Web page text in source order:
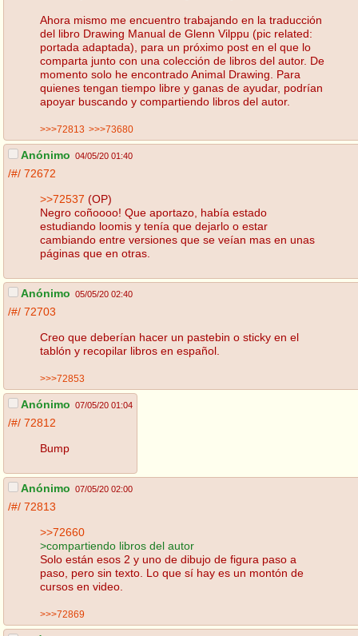
Ahora mismo me encuentro trabajando en la traducción
del libro Drawing Manual de Glenn Vilppu (pic related:
portada adaptada), para un próximo post en el que lo
comparta junto con una colección de libros del autor. De
momento solo he encontrado Animal Drawing. Para
quienes tengan tiempo libre y ganas de ayudar, podrían
apoyar buscando y compartiendo libros del autor.
>>>72813 >>>73680
Anónimo 04/05/20 01:40
/#/ 72672
>>72537 (OP)
Negro coñoooo! Que aportazo, había estado
estudiando loomis y tenía que dejarlo o estar
cambiando entre versiones que se veían mas en unas
páginas que en otras.
Anónimo 05/05/20 02:40
/#/ 72703
Creo que deberían hacer un pastebin o sticky en el
tablón y recopilar libros en español.
>>>72853
Anónimo 07/05/20 01:04
/#/ 72812
Bump
Anónimo 07/05/20 02:00
/#/ 72813
>>72660
>compartiendo libros del autor
Solo están esos 2 y uno de dibujo de figura paso a
paso, pero sin texto. Lo que sí hay es un montón de
cursos en video.
>>>72869